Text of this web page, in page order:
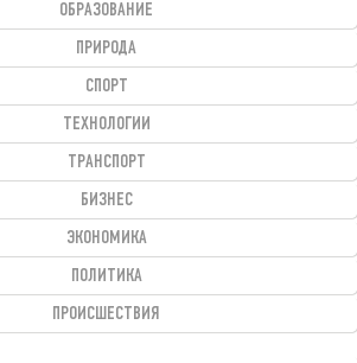
ОБРАЗОВАНИЕ
ПРИРОДА
СПОРТ
ТЕХНОЛОГИИ
ТРАНСПОРТ
БИЗНЕС
ЭКОНОМИКА
ПОЛИТИКА
ПРОИСШЕСТВИЯ